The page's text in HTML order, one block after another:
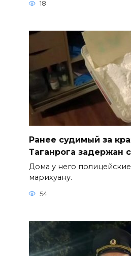
18
Ранее судимый за
Таганрога задержан
Дома у него
марихуану.
54